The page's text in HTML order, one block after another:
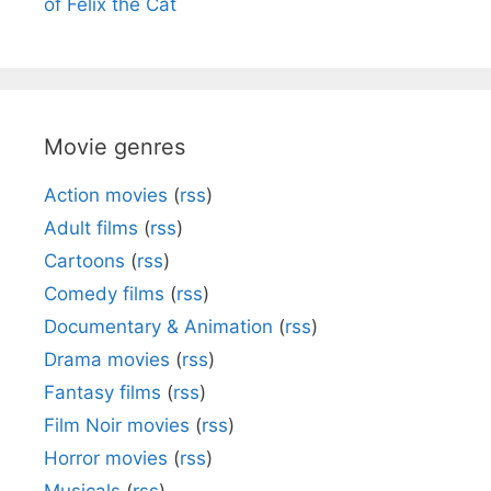
Movie genres
Action movies (rss)
Adult films (rss)
Cartoons (rss)
Comedy films (rss)
Documentary & Animation (rss)
Drama movies (rss)
Fantasy films (rss)
Film Noir movies (rss)
Horror movies (rss)